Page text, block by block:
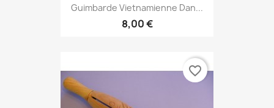
Guimbarde Vietnamienne Dan...
8,00 €
favorite_border